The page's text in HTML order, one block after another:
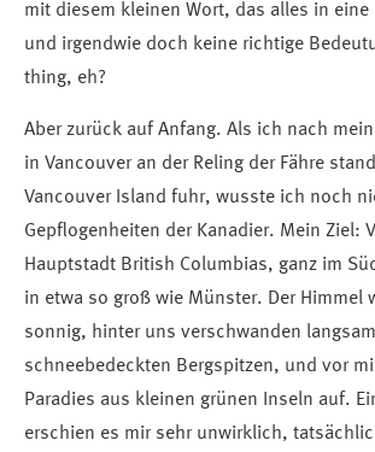
mit diesem kleinen Wort, das alles in eine
und irgendwie doch keine richtige
thing, eh?
Aber zurück auf Anfang. Als ich nach
in Vancouver an der Reling der Fähre
Vancouver Island fuhr, wusste ich noch
Gepflogenheiten der Kanadier. Mein Ziel:
Hauptstadt British Columbias, ganz im
in etwa so groß wie Münster. Der Himmel
sonnig, hinter uns verschwanden
schneebedeckten Bergspitzen, und vor
Paradies aus kleinen grünen Inseln auf.
erschien es mir sehr unwirklich,